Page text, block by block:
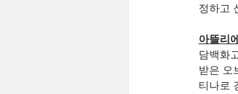
정하고
아뜰리
담백화
받은 오
티나로